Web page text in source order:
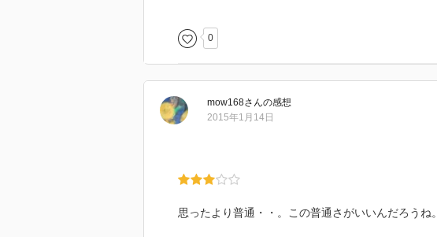
0
mow168さんの感想
2015年1月14日
思ったより普通・・。この普通さがいいんだろうね。